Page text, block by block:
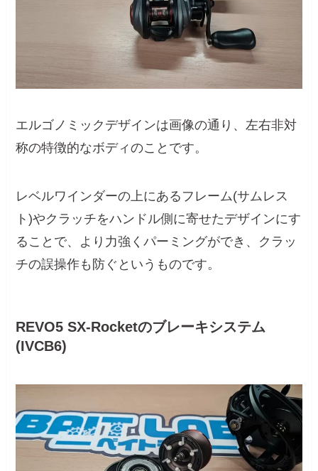
エルゴノミックデザインは画像の通り、左右非対
称の特徴的なボディのことです。
レベルワインダーの上にあるフレーム(サムレス
ト)やクラッチをハンドル側に寄せたデザインにす
ることで、より力強くパーミングができ、クラッ
チの誤操作も防ぐというものです。
REVO5 SX-Rocketのブレーキシステム
(IVCB6)